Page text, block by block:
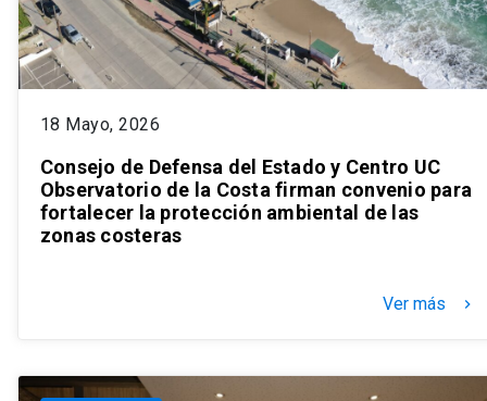
18 Mayo, 2026
Consejo de Defensa del Estado y Centro UC
Observatorio de la Costa firman convenio para
fortalecer la protección ambiental de las
zonas costeras
Ver más keyboard_arrow_right